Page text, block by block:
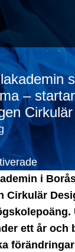
– startar
i
Cirkulär
ett år